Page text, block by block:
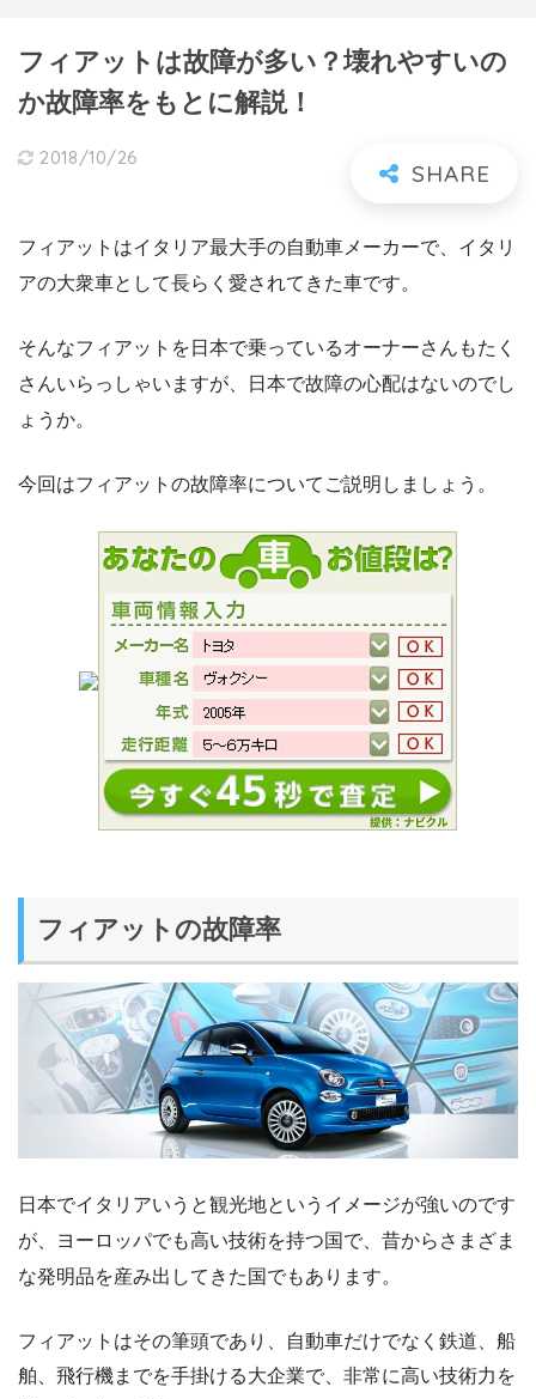
フィアットは故障が多い？壊れやすいの
か故障率をもとに解説！
2018/10/26
フィアットはイタリア最大手の自動車メーカーで、イタリ
アの大衆車として長らく愛されてきた車です。
そんなフィアットを日本で乗っているオーナーさんもたく
さんいらっしゃいますが、日本で故障の心配はないのでし
ょうか。
今回はフィアットの故障率についてご説明しましょう。
フィアットの故障率
日本でイタリアいうと観光地というイメージが強いのです
が、ヨーロッパでも高い技術を持つ国で、昔からさまざま
な発明品を産み出してきた国でもあります。
フィアットはその筆頭であり、自動車だけでなく鉄道、船
舶、飛行機までを手掛ける大企業で、非常に高い技術力を